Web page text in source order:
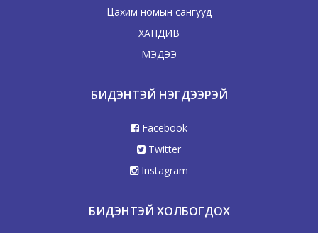
Цахим номын сангууд
ХАНДИВ
МЭДЭЭ
БИДЭНТЭЙ НЭГДЭЭРЭЙ
Facebook
Twitter
Instagram
БИДЭНТЭЙ ХОЛБОГДОХ